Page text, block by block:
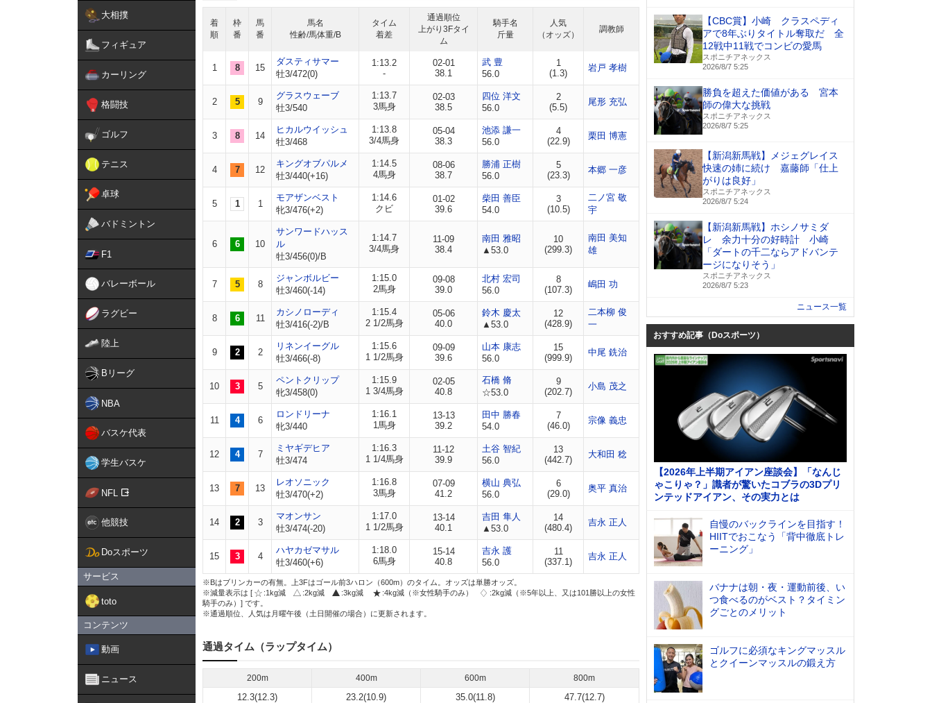
大相撲
フィギュア
カーリング
格闘技
ゴルフ
テニス
卓球
バドミントン
F1
バレーボール
ラグビー
陸上
Bリーグ
NBA
バスケ代表
学生バスケ
NFL
他競技
Doスポーツ
サービス
toto
コンテンツ
動画
ニュース
着
順
枠
番
馬
番
馬名
性齢/馬体重/B
タイム
着差
通過順位
上がり3Fタイ
ム
騎手名
斤量
人気
（オッズ）
調教師
1 8 15
ダスティサマー
牡3/472(0)
1:13.2
-
02-01
38.1
武 豊
56.0
1
(1.3)
岩戸 孝樹
2 5 9
グラスウェーブ
牡3/540
1:13.7
3馬身
02-03
38.5
四位 洋文
56.0
2
(5.5)
尾形 充弘
3 8 14
ヒカルウイッシュ
牡3/468
1:13.8
3/4馬身
05-04
38.3
池添 謙一
56.0
4
(22.9)
栗田 博憲
4 7 12
キングオブパルメ
牡3/440(+16)
1:14.5
4馬身
08-06
38.7
勝浦 正樹
56.0
5
(23.3)
本郷 一彦
5 1 1
モアザンベスト
牝3/476(+2)
1:14.6
クビ
01-02
39.6
柴田 善臣
54.0
3
(10.5)
二ノ宮 敬
宇
6 6 10
サンワードハッス
ル
牡3/456(0)/B
1:14.7
3/4馬身
11-09
38.4
南田 雅昭
▲53.0
10
(299.3)
南田 美知
雄
7 5 8
ジャンボルビー
牡3/460(-14)
1:15.0
2馬身
09-08
39.0
北村 宏司
56.0
8
(107.3)
嶋田 功
8 6 11
カシノローディ
牡3/416(-2)/B
1:15.4
2 1/2馬身
05-06
40.0
鈴木 慶太
▲53.0
12
(428.9)
二本柳 俊
一
9 2 2
リネンイーグル
牡3/466(-8)
1:15.6
1 1/2馬身
09-09
39.6
山本 康志
56.0
15
(999.9)
中尾 銑治
10 3 5
ペントクリップ
牝3/458(0)
1:15.9
1 3/4馬身
02-05
40.8
石橋 脩
☆53.0
9
(202.7)
小島 茂之
11 4 6
ロンドリーナ
牝3/440
1:16.1
1馬身
13-13
39.2
田中 勝春
54.0
7
(46.0)
宗像 義忠
12 4 7
ミヤギデヒア
牡3/474
1:16.3
1 1/4馬身
11-12
39.9
土谷 智紀
56.0
13
(442.7)
大和田 稔
13 7 13
レオソニック
牡3/470(+2)
1:16.8
3馬身
07-09
41.2
横山 典弘
56.0
6
(29.0)
奥平 真治
14 2 3
マオンサン
牡3/474(-20)
1:17.0
1 1/2馬身
13-14
40.1
吉田 隼人
▲53.0
14
(480.4)
吉永 正人
15 3 4
ハヤカゼマサル
牡3/460(+6)
1:18.0
6馬身
15-14
40.8
吉永 護
56.0
11
(337.1)
吉永 正人
※Bはブリンカーの有無。上3Fはゴール前3ハロン（600m）のタイム。オッズは単勝オッズ。
※減量表示は [
:1kg減 :2kg減 :3kg減 :4kg減（※女性騎手のみ）
:2kg減（※5年以上、又は101勝以上の女性
騎手のみ）] です。
※通過順位、人気は月曜午後（土日開催の場合）に更新されます。
通過タイム（ラップタイム）
200m 400m 600m 800m
12.3(12.3) 23.2(10.9) 35.0(11.8) 47.7(12.7)
【CBC賞】小崎 クラスペディ
アで8年ぶりタイトル奪取だ 全
12戦中11戦でコンビの愛馬
スポニチアネックス
2026/8/7 5:25
勝負を超えた価値がある 宮本
師の偉大な挑戦
スポニチアネックス
2026/8/7 5:25
【新潟新馬戦】メジェグレイス
快速の姉に続け 嘉藤師「仕上
がりは良好」
スポニチアネックス
2026/8/7 5:24
【新潟新馬戦】ホシノサミダ
レ 余力十分の好時計 小崎
「ダートの千二ならアドバンテ
ージになりそう」
スポニチアネックス
2026/8/7 5:23
ニュース一覧
おすすめ記事（Doスポーツ）
【2026年上半期アイアン座談会】「なんじ
ゃこりゃ？」識者が驚いたコブラの3Dプリ
ンテッドアイアン、その実力とは
自慢のバックラインを目指す！
HIITでおこなう「背中徹底トレ
ーニング」
バナナは朝・夜・運動前後、い
つ食べるのがベスト？タイミン
グごとのメリット
ゴルフに必須なキングマッスル
とクイーンマッスルの鍛え方